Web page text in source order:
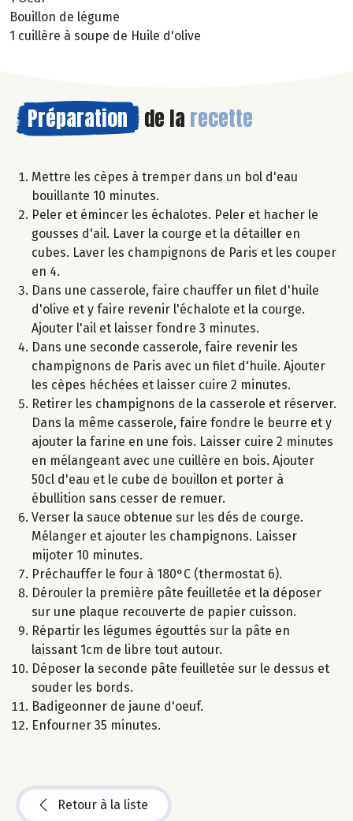
Bouillon de légume
1 cuillère à soupe de Huile d'olive
Préparation de la recette
Mettre les cèpes à tremper dans un bol d'eau
bouillante 10 minutes.
Peler et émincer les échalotes. Peler et hacher le
gousses d'ail. Laver la courge et la détailler en
cubes. Laver les champignons de Paris et les couper
en 4.
Dans une casserole, faire chauffer un filet d'huile
d'olive et y faire revenir l'échalote et la courge.
Ajouter l'ail et laisser fondre 3 minutes.
Dans une seconde casserole, faire revenir les
champignons de Paris avec un filet d'huile. Ajouter
les cèpes héchées et laisser cuire 2 minutes.
Retirer les champignons de la casserole et réserver.
Dans la même casserole, faire fondre le beurre et y
ajouter la farine en une fois. Laisser cuire 2 minutes
en mélangeant avec une cuillère en bois. Ajouter
50cl d'eau et le cube de bouillon et porter à
ébullition sans cesser de remuer.
Verser la sauce obtenue sur les dés de courge.
Mélanger et ajouter les champignons. Laisser
mijoter 10 minutes.
Préchauffer le four à 180°C (thermostat 6).
Dérouler la première pâte feuilletée et la déposer
sur une plaque recouverte de papier cuisson.
Répartir les légumes égouttés sur la pâte en
laissant 1cm de libre tout autour.
Déposer la seconde pâte feuilletée sur le dessus et
souder les bords.
Badigeonner de jaune d'oeuf.
Enfourner 35 minutes.
Retour à la liste